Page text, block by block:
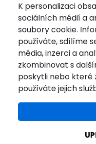
K personalizaci
sociálních médií a
soubory cookie.
používáte, sdílíme
média, inzerci a
zkombinovat s
poskytli nebo které
používáte jejich